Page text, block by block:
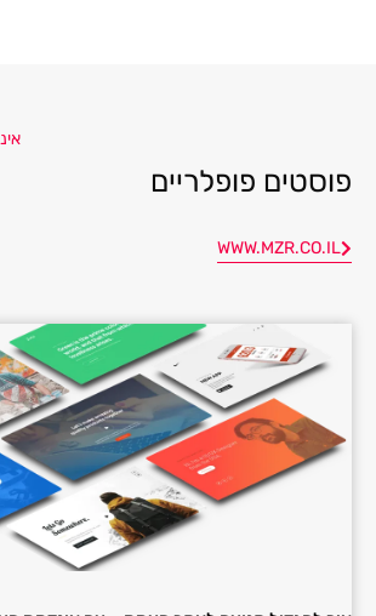
פוסטים פופלריים
WWW.MZR.CO.IL